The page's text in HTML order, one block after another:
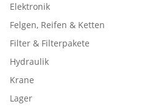
Elektronik
Felgen, Reifen & Ketten
Filter & Filterpakete
Hydraulik
Krane
Lager